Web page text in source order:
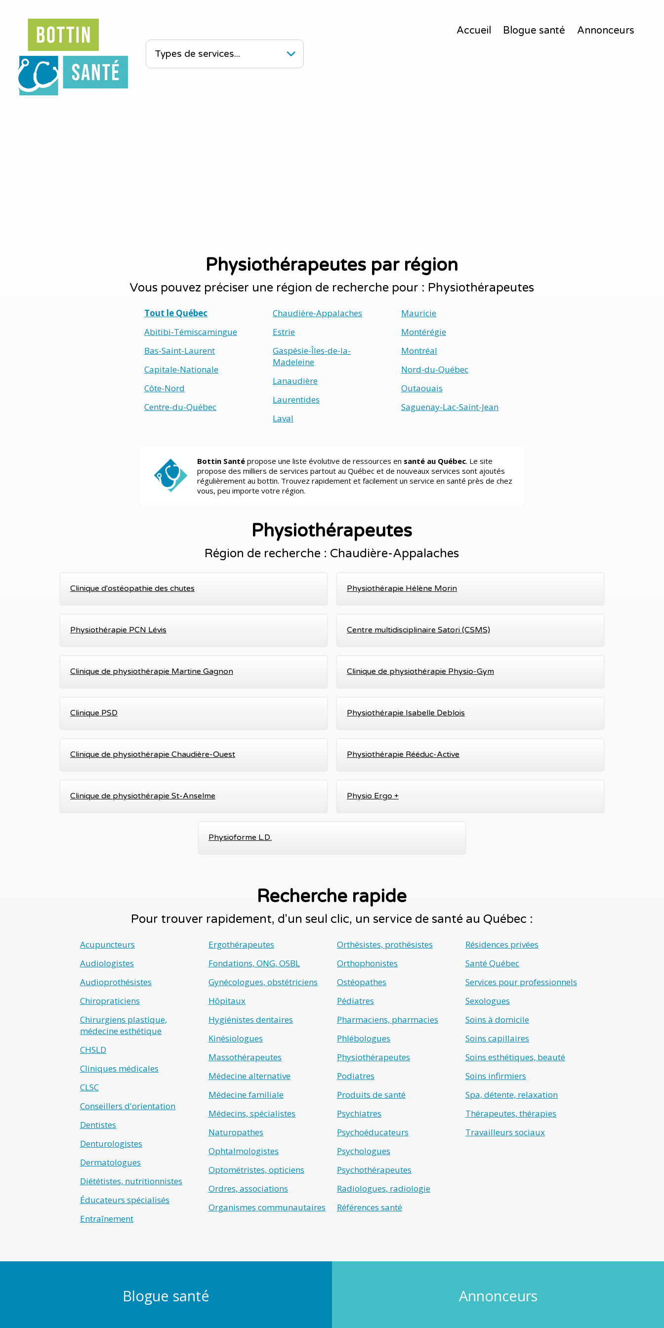
Accueil Blogue santé Annonceurs
Physiothérapeutes par région
Vous pouvez préciser une région de recherche pour : Physiothérapeutes
Tout le Québec
Abitibi-Témiscamingue
Bas-Saint-Laurent
Capitale-Nationale
Côte-Nord
Centre-du-Québec
Chaudière-Appalaches
Estrie
Gaspésie-Îles-de-la-
Madeleine
Lanaudière
Laurentides
Laval
Mauricie
Montérégie
Montréal
Nord-du-Québec
Outaouais
Saguenay-Lac-Saint-Jean
Bottin Santé propose une liste évolutive de ressources en santé au Québec. Le site
propose des milliers de services partout au Québec et de nouveaux services sont ajoutés
régulièrement au bottin. Trouvez rapidement et facilement un service en santé près de chez
vous, peu importe votre région.
Physiothérapeutes
Région de recherche : Chaudière-Appalaches
Clinique d'ostéopathie des chutes Physiothérapie Hélène Morin
Physiothérapie PCN Lévis Centre multidisciplinaire Satori (CSMS)
Clinique de physiothérapie Martine Gagnon Clinique de physiothérapie Physio-Gym
Clinique PSD Physiothérapie Isabelle Deblois
Clinique de physiothérapie Chaudière-Ouest Physiothérapie Rééduc-Active
Clinique de physiothérapie St-Anselme Physio Ergo +
Physioforme L.D.
Recherche rapide
Pour trouver rapidement, d'un seul clic, un service de santé au Québec :
Acupuncteurs
Audiologistes
Audioprothésistes
Chiropraticiens
Chirurgiens plastique,
médecine esthétique
CHSLD
Cliniques médicales
CLSC
Conseillers d'orientation
Dentistes
Denturologistes
Dermatologues
Diététistes, nutritionnistes
Éducateurs spécialisés
Entraînement
Ergothérapeutes
Fondations, ONG, OSBL
Gynécologues, obstétriciens
Hôpitaux
Hygiénistes dentaires
Kinésiologues
Massothérapeutes
Médecine alternative
Médecine familiale
Médecins, spécialistes
Naturopathes
Ophtalmologistes
Optométristes, opticiens
Ordres, associations
Organismes communautaires
Orthésistes, prothésistes
Orthophonistes
Ostéopathes
Pédiatres
Pharmaciens, pharmacies
Phlébologues
Physiothérapeutes
Podiatres
Produits de santé
Psychiatres
Psychoéducateurs
Psychologues
Psychothérapeutes
Radiologues, radiologie
Références santé
Résidences privées
Santé Québec
Services pour professionnels
Sexologues
Soins à domicile
Soins capillaires
Soins esthétiques, beauté
Soins infirmiers
Spa, détente, relaxation
Thérapeutes, thérapies
Travailleurs sociaux
Blogue santé Annonceurs